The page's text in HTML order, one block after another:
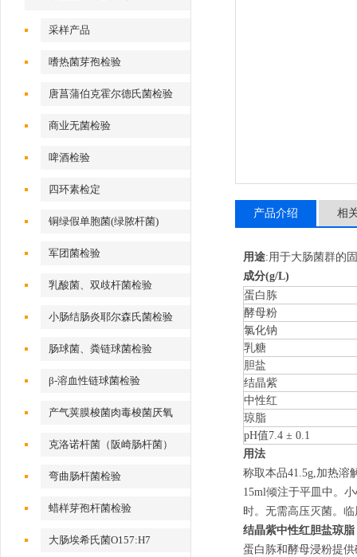
采样产品
嗜热菌芽孢检验
唐菖蒲伯克霍尔德氏菌检验
商业无菌检验
啤酒检验
四环素检定
铜绿假单胞菌(绿脓杆菌)
军团菌检验
乳酸菌、双歧杆菌检验
小肠结肠炎耶尔森氏菌检验
肠球菌、粪链球菌检验
β-溶血性链球菌检验
产气荚膜梭菌肉毒梭菌厌氧
克洛诺杆菌（阪崎肠杆菌）
弯曲肠杆菌检验
蜡样芽孢杆菌检验
大肠埃希氏菌O157:H7
产品介绍 相
用途:用于大肠菌群的
成分(g/L)
蛋白胨
酵母粉
氯化钠
乳糖
胆盐
结晶紫
中性红
琼脂
pH值7.4 ± 0.1
用法
称取本品41.5g,加热溶
15ml倾注于平皿中。
时。无需高压灭菌。
结晶紫中性红胆盐琼
蛋白胨和酵母浸粉提